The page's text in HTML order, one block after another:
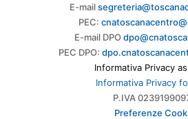
E-mail
PEC:
E-mail DPO
PEC DPO:
Informativa Privacy
Informativa Privacy
P.IVA
Preferenze